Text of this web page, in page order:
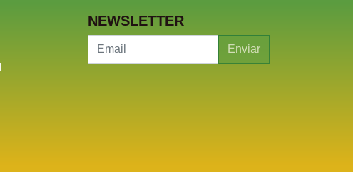
NEWSLETTER
Enviar